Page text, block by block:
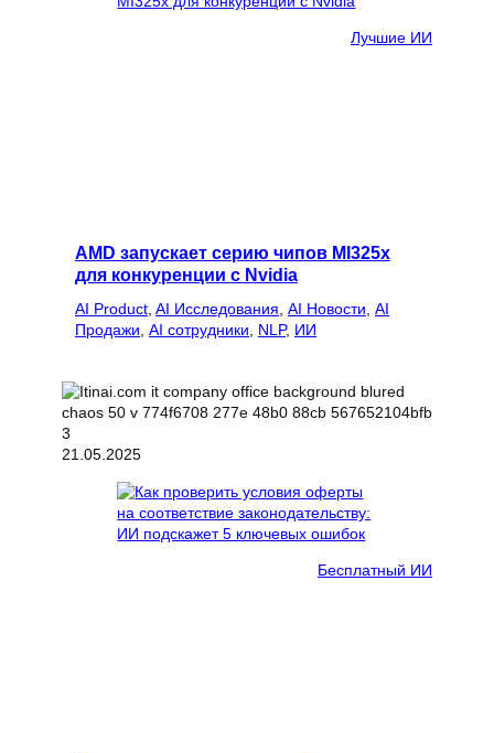
Лучшие ИИ
AMD запускает серию чипов MI325x
для конкуренции с Nvidia
AI Product, AI Исследования, AI Новости, AI
Продажи, AI сотрудники, NLP, ИИ
21.05.2025
Бесплатный ИИ